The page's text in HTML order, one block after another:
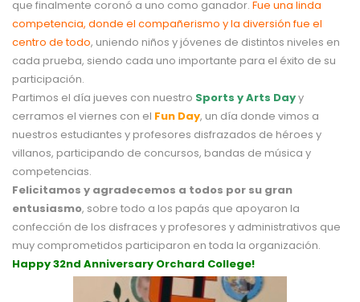
que finalmente coronó a uno como ganador. Fue una linda
competencia, donde el compañerismo y la diversión fue el
centro de todo, uniendo niños y jóvenes de distintos niveles en
cada prueba, siendo cada uno importante para el éxito de su
participación.
Partimos el día jueves con nuestro Sports y Arts Dayy
cerramos el viernes con el Fun Day, un día donde vimos a
nuestros estudiantes y profesores disfrazados de héroes y
villanos, participando de concursos, bandas de música y
competencias.
Felicitamos y agradecemos a todos por su gran
entusiasmo, sobre todo a los papás que apoyaron la
confección de los disfraces y profesores y administrativos que
muy comprometidos participaron en toda la organización.
Happy 32nd Anniversary Orchard College!